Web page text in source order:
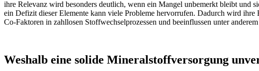
ihre Relevanz wird besonders deutlich, wenn ein Mangel unbemerkt bleibt und
ein Defizit dieser Elemente kann viele Probleme hervorrufen. Dadurch wird
Co-Faktoren in zahllosen Stoffwechselprozessen und beeinflussen unter
Weshalb eine solide Mineralstoffversorgung